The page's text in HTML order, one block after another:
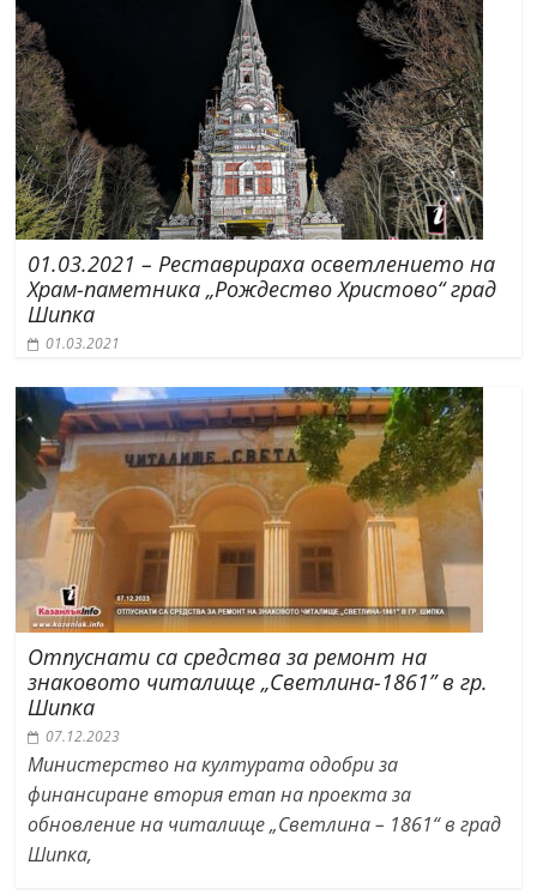
01.03.2021 – Реставрираха осветлението на
Храм-паметника „Рождество Христово“ град
Шипка
01.03.2021
Отпуснати са средства за ремонт на
знаковото читалище „Светлина-1861” в гр.
Шипка
07.12.2023
Министерство на културата одобри за
финансиране втория етап на проекта за
обновление на читалище „Светлина – 1861“ в град
Шипка,